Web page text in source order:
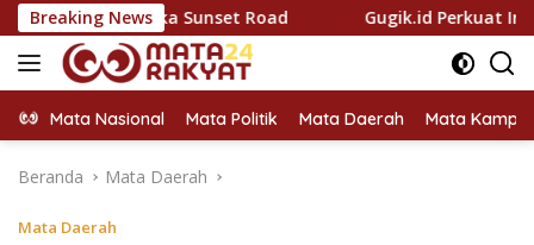
Langsung
ke
konten
Breaking News
Sunset Road Gugik.id Perkuat Infrastruktur IT
Mata Nasional Mata Politik Mata Daerah Mata
Beranda Mata Daerah
Mata Daerah